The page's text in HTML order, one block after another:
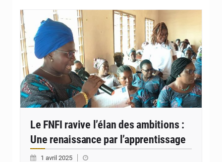
Le FNFI ravive l’élan des ambitions :
Une renaissance par l’apprentissage
1 avril 2025